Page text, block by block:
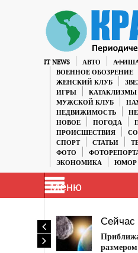
IT NEWS АВТО
ВОЕННОЕ ОБОЗРЕНИЕ
ЖЕНСКИЙ КЛУБ
ИГРЫ
КАТАКЛИЗМЫ
МУЖСКОЙ КЛУБ
НЕДВИЖИМОСТЬ
НОВОЕ
ПОГОДА
ПРОИСШЕСТВИЯ
СПОРТ
СТАТЬИ
ФОТО
ЭКОНОМИКА
ЮМОР
Меню
Сейчас